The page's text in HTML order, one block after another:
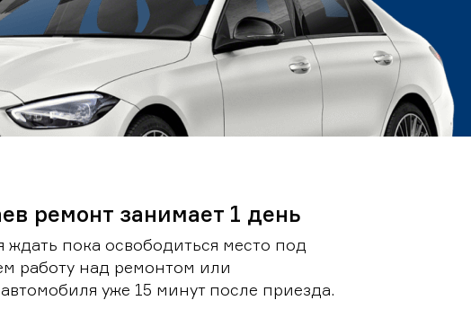
ремонт занимает 1 день
ждать пока освободиться место под
работу над ремонтом или
уже 15 минут после приезда.